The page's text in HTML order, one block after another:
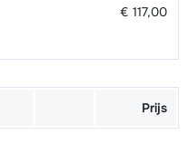
€ 117,00
Prijs